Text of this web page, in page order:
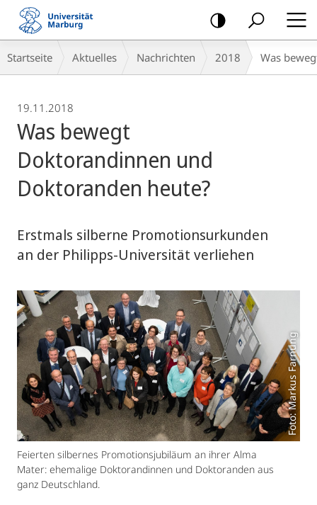
Mobile-
Navigation
Breadcrumb-
Navigation
Startseite Aktuelles Nachrichten 2018 Was
19.11.2018
Was bewegt
Doktorandinnen und
Doktoranden heute?
Erstmals silberne Promotionsurkunden
an der Philipps-Universität verliehen
Foto: Markus Farnung
Feierten silbernes Promotionsjubiläum an ihrer Alma
Mater: ehemalige Doktorandinnen und Doktoranden aus
ganz Deutschland.